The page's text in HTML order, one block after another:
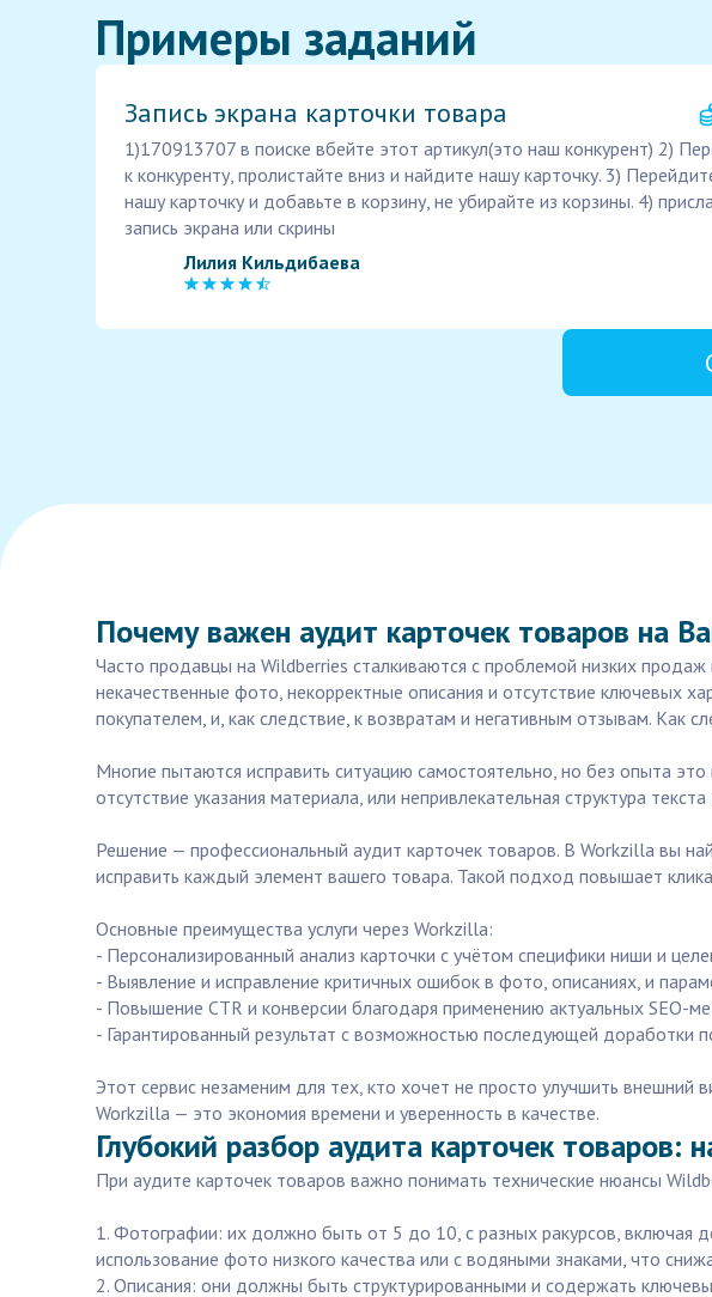
Примеры заданий
Запись экрана карточки товара
1)170913707 в поиске вбейте этот артикул(это наш конкурент) 2)
к конкуренту, пролистайте вниз и найдите нашу карточку. 3)
нашу карточку и добавьте в корзину, не убирайте из корзины. 4)
запись экрана или скрины
Лилия Кильдибаева
Почему важен аудит карточек товаров на
Часто продавцы на Wildberries сталкиваются с проблемой низких
некачественные фото, некорректные описания и отсутствие ключевых
покупателем, и, как следствие, к возвратам и негативным отзывам. Как
Многие пытаются исправить ситуацию самостоятельно, но без опыта
отсутствие указания материала, или непривлекательная структура
Решение — профессиональный аудит карточек товаров. В Workzilla вы
исправить каждый элемент вашего товара. Такой подход повышает
Основные преимущества услуги через Workzilla:
- Персонализированный анализ карточки с учётом специфики ниши и
- Выявление и исправление критичных ошибок в фото, описаниях, и
- Повышение CTR и конверсии благодаря применению актуальных SEO-
- Гарантированный результат с возможностью последующей доработки
Этот сервис незаменим для тех, кто хочет не просто улучшить
Workzilla — это экономия времени и уверенность в качестве.
Глубокий разбор аудита карточек
При аудите карточек товаров важно понимать технические нюансы
1. Фотографии: их должно быть от 5 до 10, с разных ракурсов, включая
использование фото низкого качества или с водяными знаками, что
2. Описания: они должны быть структурированными и содержать